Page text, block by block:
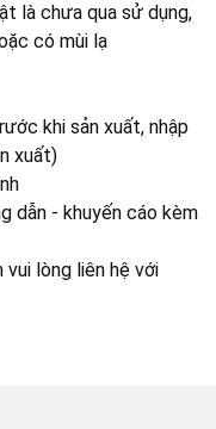
là chưa qua sử dụng,
có mùi lạ
khi sản xuất, nhập
xuất)
dẫn - khuyến cáo kèm
lòng liên hệ với